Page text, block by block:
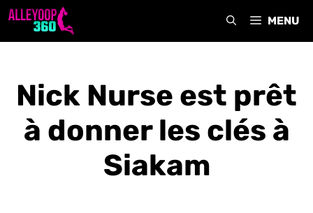
Aller
MENU
Nick Nurse est prêt
à donner les clés à
Siakam